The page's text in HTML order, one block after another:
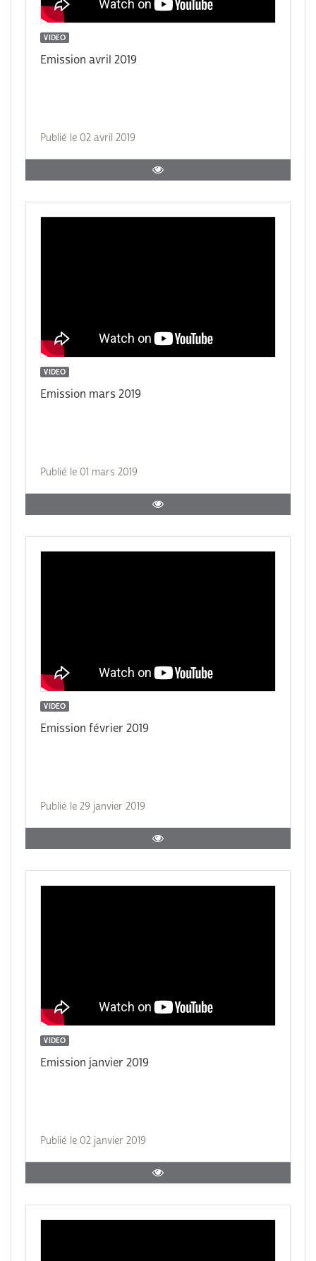
VIDEO
Emission avril 2019
Publié le 02 avril 2019
VIDEO
Emission mars 2019
Publié le 01 mars 2019
VIDEO
Emission février 2019
Publié le 29 janvier 2019
VIDEO
Emission janvier 2019
Publié le 02 janvier 2019